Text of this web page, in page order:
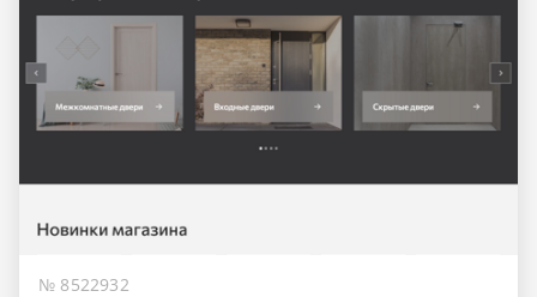
№ 8522932